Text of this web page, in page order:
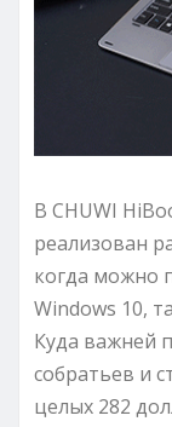
В CHUWI
реализован
когда можно
Windows 10,
Куда важней
собратьев и
целых 282